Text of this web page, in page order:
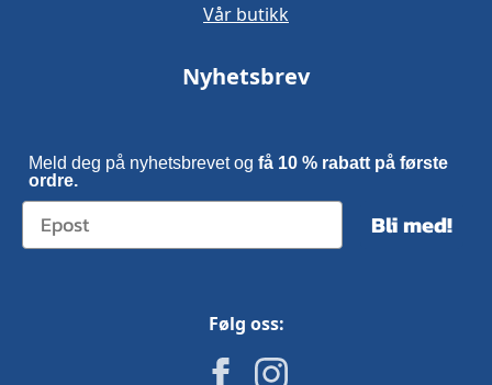
Vår butikk
Nyhetsbrev
Meld deg på nyhetsbrevet og få 10 % rabatt på første
ordre.
Bli med!
Følg oss: